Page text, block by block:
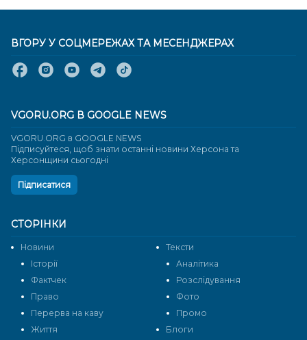
СТОРІНКИ
Новини
Тексти
Історії
Аналітика
Фактчек
Розслідування
Право
Фото
Перерва на каву
Промо
Життя
Блоги
ВГОРУ У СОЦМЕРЕЖАХ ТА МЕСЕНДЖЕРАХ
VGORU.ORG В GOOGLE NEWS
VGORU.ORG в GOOGLE NEWS
Підписуйтеся, щоб знати останні новини Херсона та
Херсонщини сьогодні
Підписатися